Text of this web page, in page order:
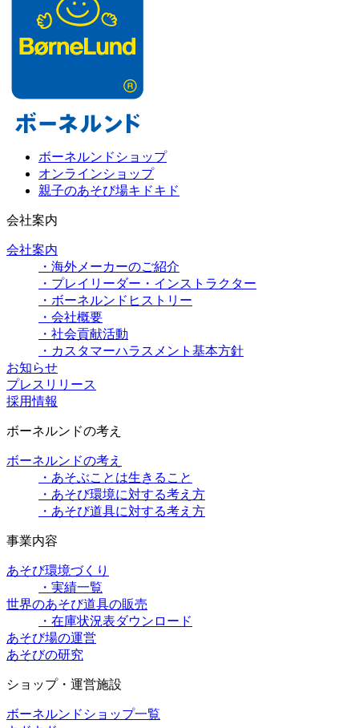
ボーネルンドショップ
オンラインショップ
親子のあそび場キドキド
会社案内
会社案内
・海外メーカーのご紹介
・プレイリーダー・インストラクター
・ボーネルンドヒストリー
・会社概要
・社会貢献活動
・カスタマーハラスメント基本方針
お知らせ
プレスリリース
採用情報
ボーネルンドの考え
ボーネルンドの考え
・あそぶことは生きること
・あそび環境に対する考え方
・あそび道具に対する考え方
事業内容
あそび環境づくり
・実績一覧
世界のあそび道具の販売
・在庫状況表ダウンロード
あそび場の運営
あそびの研究
ショップ・運営施設
ボーネルンドショップ一覧